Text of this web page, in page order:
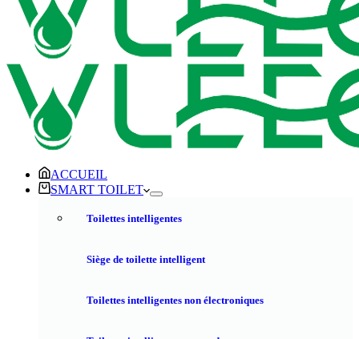
ACCUEIL
SMART TOILET
Toilettes intelligentes
Siège de toilette intelligent
Toilettes intelligentes non électroniques